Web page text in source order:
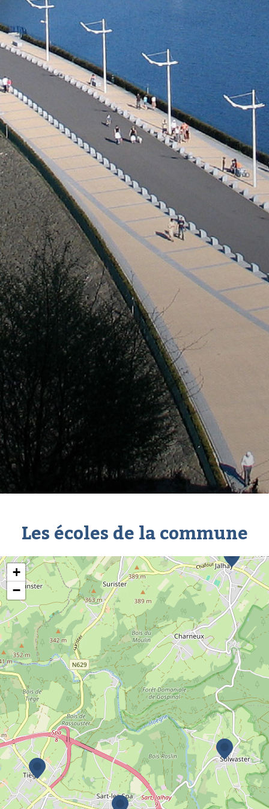
Les écoles de la commune
Ecole de Jalhay
Rue de la Fagne 12,
4845 Jalhay
087/29 26 60
087/29 26 69
ecole.jalhay@jalhay.be
En savoir plus
Ecole de Sart
Rue de l'École 10
4845 Jalhay
087/47 54 89
087/47 41 58
+
−